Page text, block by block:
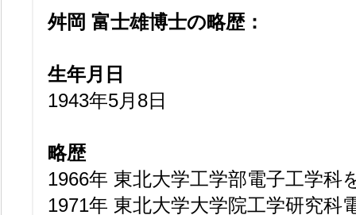
舛岡 富士雄博士の略歴：
生年月日
1943年5月8日
略歴
1966年 東北大学工学部電子工学科
1971年 東北大学大学院工学研究科